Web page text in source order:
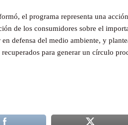
el programa representa una
de los consumidores sobre el
en defensa del medio ambiente, y
recuperados para generar un círculo